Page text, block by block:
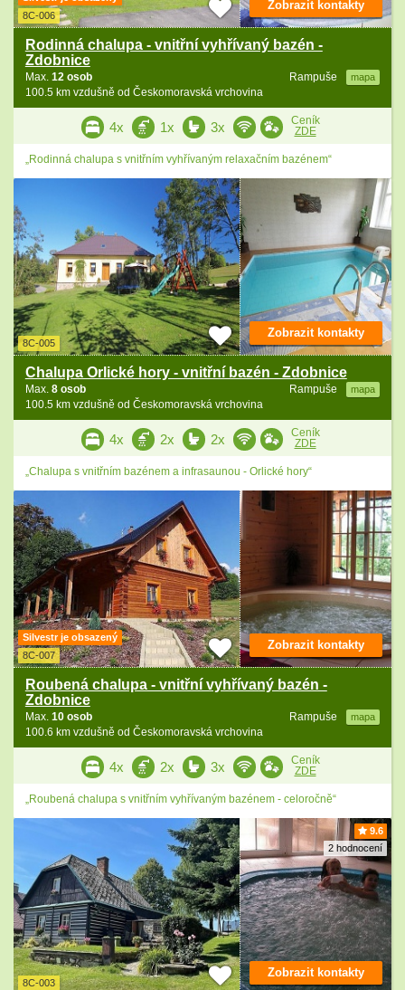
8C-006
Rodinná chalupa - vnitřní vyhřívaný bazén -
Zdobnice
Rampuše mapa
Max. 12 osob
100.5 km vzdušně od Českomoravská vrchovina
Zobrazit kontakty
4x 1x 3x
Ceník
ZDE
„Rodinná chalupa s vnitřním vyhřívaným relaxačním bazénem“
8C-005
Chalupa Orlické hory - vnitřní bazén - Zdobnice
Rampuše mapa
Max. 8 osob
100.5 km vzdušně od Českomoravská vrchovina
Zobrazit kontakty
4x 2x 2x
Ceník
ZDE
„Chalupa s vnitřním bazénem a infrasaunou - Orlické hory“
Silvestr je obsazený
8C-007
Roubená chalupa - vnitřní vyhřívaný bazén -
Zdobnice
Rampuše mapa
Max. 10 osob
100.6 km vzdušně od Českomoravská vrchovina
Zobrazit kontakty
4x 2x 3x
Ceník
ZDE
„Roubená chalupa s vnitřním vyhřívaným bazénem - celoročně“
9.6
2 hodnocení
8C-003
Zobrazit kontakty